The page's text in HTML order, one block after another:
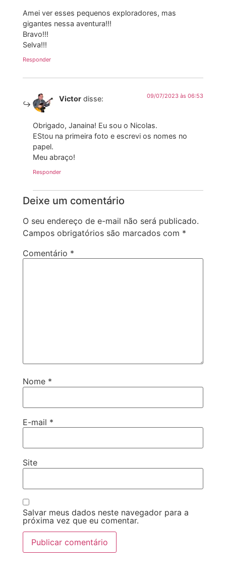
Amei ver esses pequenos exploradores, mas
gigantes nessa aventura!!!
Bravo!!!
Selva!!!
Responder
Victor disse: 09/07/2023 às 06:53
Obrigado, Janaina! Eu sou o Nicolas.
EStou na primeira foto e escrevi os nomes no
papel.
Meu abraço!
Responder
Deixe um comentário
O seu endereço de e-mail não será publicado.
Campos obrigatórios são marcados com *
Comentário *
Nome *
E-mail *
Site
Salvar meus dados neste navegador para a
próxima vez que eu comentar.